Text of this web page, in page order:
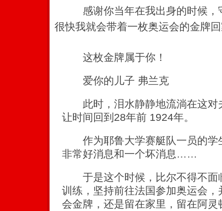
感谢你当年在我出身的时候，
很快我就会带着一枚奥运会的金牌
这枚金牌属于你！
爱你的儿子 弗兰克
此时，泪水静静地流淌在这对
让时间回到28年前 1924年。
作为耶鲁大学赛艇队一员的学
非常好消息和一个坏消息……
于是这个时候，比尔不得不面
训练，坚持前往法国参加奥运会
会金牌，还是留在家里，留在阿